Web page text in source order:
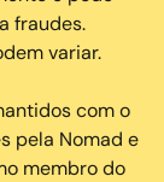
fraudes.
variar.
com o
pela Nomad e
membro do